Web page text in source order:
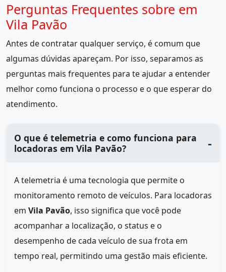
Perguntas Frequentes sobre em
Vila Pavão
Antes de contratar qualquer serviço, é comum que
algumas dúvidas apareçam. Por isso, separamos as
perguntas mais frequentes para te ajudar a entender
melhor como funciona o processo e o que esperar do
atendimento.
O que é telemetria e como funciona para
locadoras em Vila Pavão?
A telemetria é uma tecnologia que permite o
monitoramento remoto de veículos. Para locadoras
em Vila Pavão, isso significa que você pode
acompanhar a localização, o status e o
desempenho de cada veículo de sua frota em
tempo real, permitindo uma gestão mais eficiente.